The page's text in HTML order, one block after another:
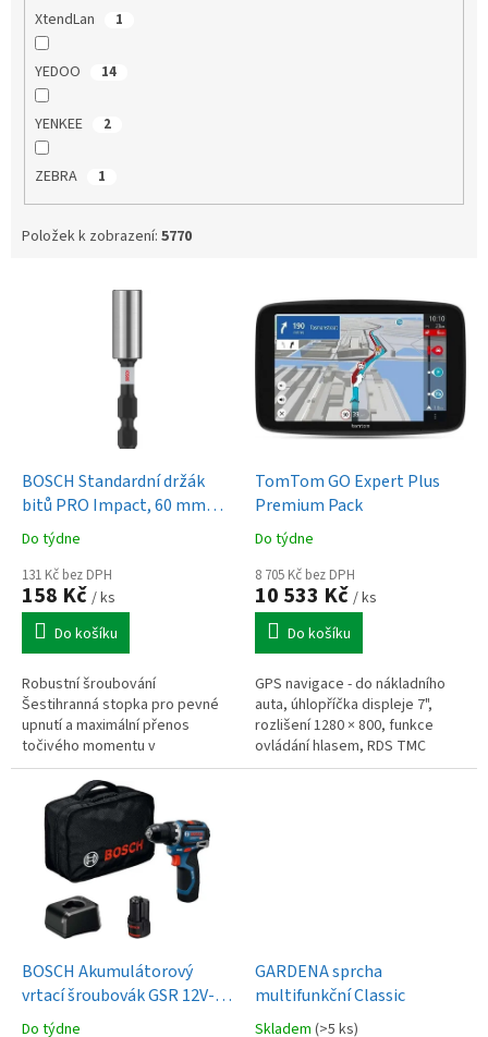
XtendLan 1
YEDOO 14
YENKEE 2
ZEBRA 1
Položek k zobrazení: 5770
BOSCH Standardní držák
bitů PRO Impact, 60 mm
(2.608.522.321)
Do týdne
131 Kč bez DPH
158 Kč / ks
Do košíku
Robustní šroubování
Šestihranná stopka pro pevné
upnutí a maximální přenos
točivého momentu v
tříčelisťových sklíčidlech a 1"
vnitřním šestihranném upínání
nástrojů.
TomTom GO Expert Plus
Premium Pack
Do týdne
8 705 Kč bez DPH
10 533 Kč / ks
Do košíku
GPS navigace - do nákladního
auta, úhlopříčka displeje 7",
rozlišení 1280 × 800, funkce
ovládání hlasem, RDS TMC
(aktualizovaný přehled
BOSCH Akumulátorový
vrtací šroubovák GSR 12V-32
(0.601.9N7.003)
Do týdne
GARDENA sprcha
multifunkční Classic
Skladem (>5 ks)